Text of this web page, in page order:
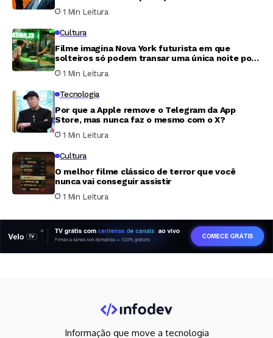
Estados Unidos
1 Min Leitura
Cultura
Filme imagina Nova York futurista em que
solteiros só podem transar uma única noite por
ano
1 Min Leitura
Tecnologia
Por que a Apple remove o Telegram da App
Store, mas nunca faz o mesmo com o X?
1 Min Leitura
Cultura
O melhor filme clássico de terror que você
nunca vai conseguir assistir
1 Min Leitura
Informação que move a tecnologia